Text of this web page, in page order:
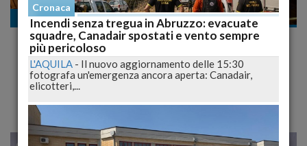
Cronaca
D'Amico Accusa: “Emergenza Democratica
e Morale in Abruzzo, L'Assestamento di
Bilancio è Squalifican
Cronaca
Incendi senza tregua in Abruzzo: evacuate
squadre, Canadair spostati e vento sempre
più pericoloso
L'AQUILA - Il nuovo aggiornamento delle 15:30
fotografa un'emergenza ancora aperta: Canadair,
elicotteri,...